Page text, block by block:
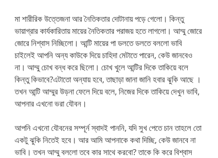
মা শারীরিক উত্তেজনা আর নৈতিকতার দোটানায় পড়ে গেলো। কিন্তু
ভায়াগ্রার কার্যকারিতায় মায়ের নৈতিকতার পরাজয় হতে লাগলো। আম্মু জোরে
জোরে নিশ্বাস নিচ্ছিলো। আন্টি মায়ের পা ডলতে ডলতে বললো ভাবি
চাইলেই আপনি অন্য কাউকে দিয়ে চাহিদা মেটাতে পারেন, কেউ জানবেও
না। আম্মু চোখ বন্ধ করে ছিলো। চোখ খুলে আন্টির দিকে তাকিয়ে বলে
কিন্তু কিভাবে?এটাতো অন্যায় হবে, তাছাড়া জানা জানি হবার ঝুকি আছে ।
তখন আন্টি আম্মুর উড়না ফেলে দিয়ে বলে, নিজের দিকে তাকিয়ে দেখুন ভাবি,
আপনার এখনো ভরা যৌবন।
আপনি এখনো যৌবনের সম্পূর্ন স্বাদই পাননি, যদি সুখ পেতে চান তাহলে তো
একটু ঝুকি নিতেই হবে। আর আমি আপনাকে কথা দিচ্ছি, কেউ জানবে না
ভাবি। তখন আম্মু বললো তবে কার সাথে করবো? তাকে কি করে বিশ্বাস